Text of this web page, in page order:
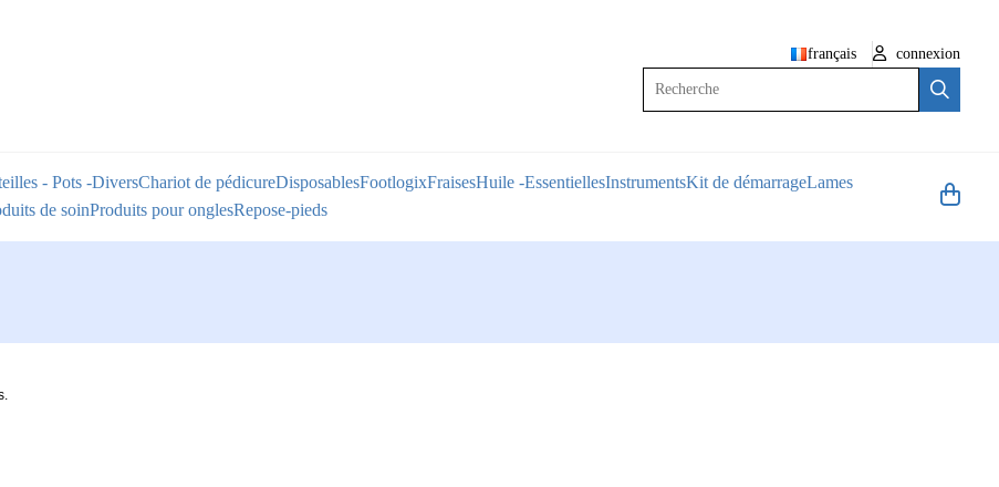
français
connexion
- Pots -DiversChariot de pédicureDisposablesFootlogixFraisesHuile -EssentiellesInstrumentsKit de démarrageLames
de soinProduits pour onglesRepose-pieds